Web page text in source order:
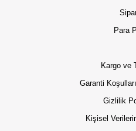
Para
Kargo ve
Garanti
Gizlilik
Kişisel